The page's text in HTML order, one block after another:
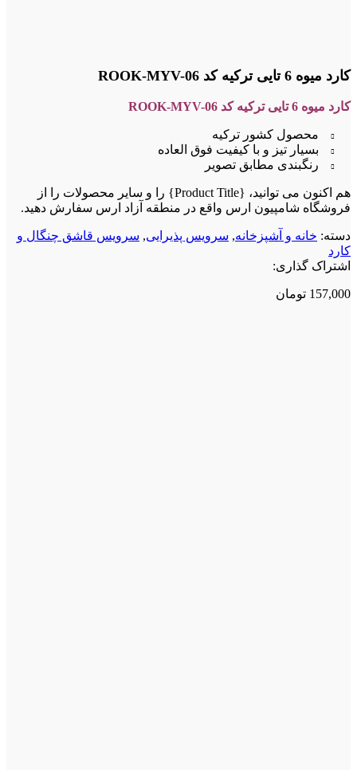
کارد میوه 6 تایی ترکیه کد ROOK-MYV-06
کارد میوه 6 تایی ترکیه کد ROOK-MYV-06
محصول کشور ترکیه
بسیار تیز و با کیفیت فوق العاده
رنگبندی مطابق تصویر
هم اکنون می توانید، {Product Title} را و سایر محصولات را از
فروشگاه شامپیون ارس واقع در منطقه آزاد ارس سفارش دهید.
دسته: خانه و آشپزخانه, سرویس پذیرایی, سرویس قاشق چنگال و
کارد
اشتراک گذاری:
157,000 تومان